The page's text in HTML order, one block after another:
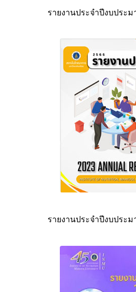
รายงานประจำปีงบประ
รายงานประจำปีงบประ